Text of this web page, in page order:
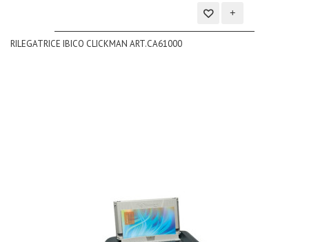
Aggiungi
RILEGATRICE IBICO CLICKMAN ART.CA61000